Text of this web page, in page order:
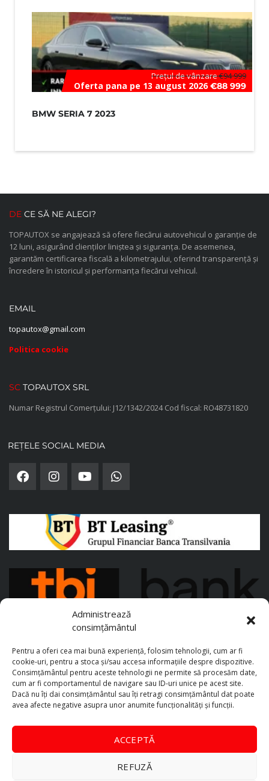
Administrează
consimțământul
Pentru a oferi cea mai bună experiență, folosim tehnologii, cum ar fi
cookie-uri, pentru a stoca și/sau accesa informațiile despre dispozitive.
Consimțământul pentru aceste tehnologii ne permite să procesăm date,
cum ar fi comportamentul de navigare sau ID-uri unice pe acest site.
Dacă nu îți dai consimțământul sau îți retragi consimțământul dat poate
avea afecte negative asupra unor anumite funcționalități și funcții.
ACCEPTĂ
REFUZĂ
Prețul de vânzare€94 999
Oferta pana pe 13 august 2026 €88 999
BMW SERIA 7 2023
DE CE SĂ NE ALEGI?
TOPAUTOX se angajează să ofere fiecărui autovehicul o garanție de
12 luni, asigurând clienților liniștea și siguranța. De asemenea,
garantăm certificarea fiscală a kilometrajului, oferind transparență și
încredere în istoricul și performanța fiecărui vehicul.
EMAIL
topautox@gmail.com
Politica cookie
SC TOPAUTOX SRL
Numar Registrul Comerțului: J12/1342/2024 Cod fiscal: RO48731820
REȚELE SOCIAL MEDIA